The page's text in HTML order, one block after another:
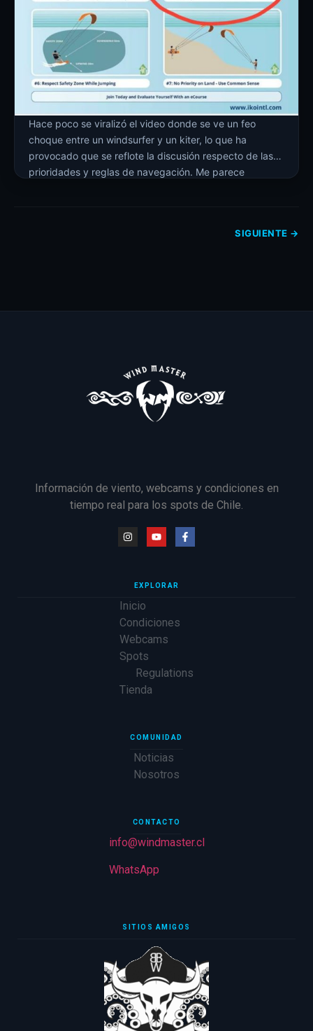
Hace poco se viralizó el video donde se ve un feo
choque entre un windsurfer y un kiter, lo que ha
provocado que se reflote la discusión respecto de las
prioridades y reglas de navegación. Me parece
SIGUIENTE →
Información de viento, webcams y condiciones en
tiempo real para los spots de Chile.
EXPLORAR
Inicio
Condiciones
Webcams
Spots
Regulations
Tienda
COMUNIDAD
Noticias
Nosotros
CONTACTO
info@windmaster.cl
WhatsApp
SITIOS AMIGOS